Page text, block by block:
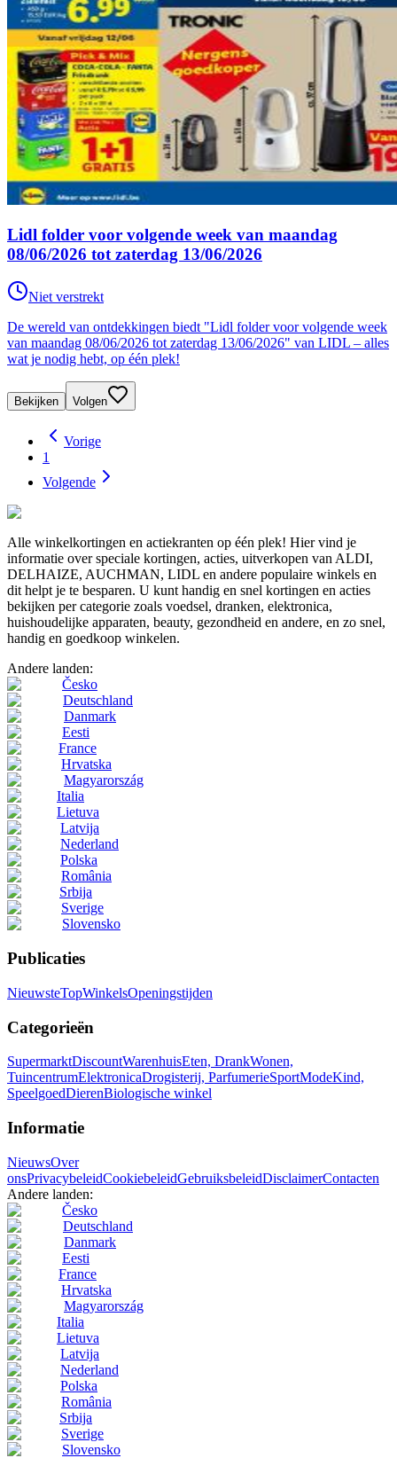
Lidl folder voor volgende week van maandag
08/06/2026 tot zaterdag 13/06/2026
Niet verstrekt
De wereld van ontdekkingen biedt "Lidl folder voor volgende week
van maandag 08/06/2026 tot zaterdag 13/06/2026" van LIDL – alles
wat je nodig hebt, op één plek!
Bekijken Volgen
Vorige
1
Volgende
Alle winkelkortingen en actiekranten op één plek! Hier vind je
informatie over speciale kortingen, acties, uitverkopen van ALDI,
DELHAIZE, AUCHMAN, LIDL en andere populaire winkels en
dit helpt je te besparen. U kunt handig en snel kortingen en acties
bekijken per categorie zoals voedsel, dranken, elektronica,
huishoudelijke apparaten, beauty, gezondheid en andere, en zo snel,
handig en goedkoop winkelen.
Andere landen:
Česko
Deutschland
Danmark
Eesti
France
Hrvatska
Magyarország
Italia
Lietuva
Latvija
Nederland
Polska
România
Srbija
Sverige
Slovensko
Publicaties
NieuwsteTopWinkelsOpeningstijden
Categorieën
SupermarktDiscountWarenhuisEten, DrankWonen,
TuincentrumElektronicaDrogisterij, ParfumerieSportModeKind,
SpeelgoedDierenBiologische winkel
Informatie
NieuwsOver
onsPrivacybeleidCookiebeleidGebruiksbeleidDisclaimerContacten
Andere landen:
Česko
Deutschland
Danmark
Eesti
France
Hrvatska
Magyarország
Italia
Lietuva
Latvija
Nederland
Polska
România
Srbija
Sverige
Slovensko